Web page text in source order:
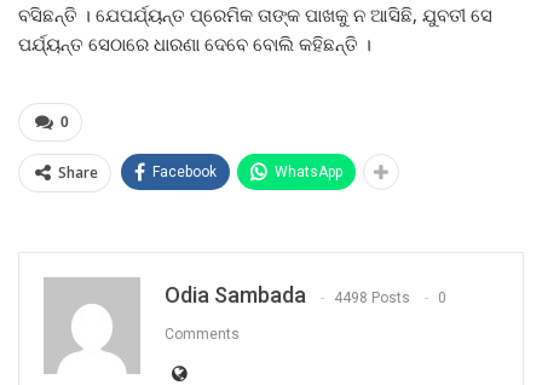
ବସିଛନ୍ତି । ଯେପର୍ଯ୍ୟନ୍ତ ପ୍ରେମିକ ତାଙ୍କ ପାଖକୁ ନ ଆସିଛି, ଯୁବତୀ ସେ
ପର୍ଯ୍ୟନ୍ତ ସେଠାରେ ଧାରଣା ଦେବେ ବୋଲି କହିଛନ୍ତି ।
0
Share Facebook WhatsApp
Odia Sambada 4498 Posts 0
Comments